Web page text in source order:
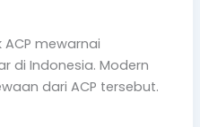
ACP mewarnai
di Indonesia. Modern
dari ACP tersebut.